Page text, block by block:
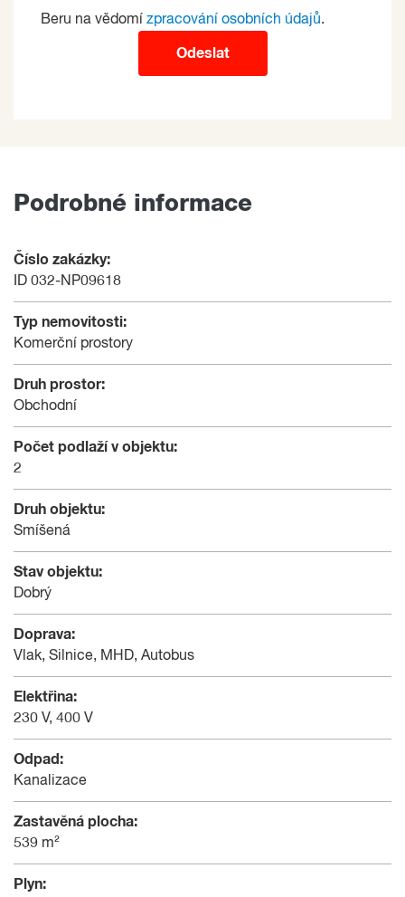
Beru na vědomí zpracování osobních údajů.
Odeslat
Podrobné informace
Číslo zakázky:
ID 032-NP09618
Typ nemovitosti:
Komerční prostory
Druh prostor:
Obchodní
Počet podlaží v objektu:
2
Druh objektu:
Smíšená
Stav objektu:
Dobrý
Doprava:
Vlak, Silnice, MHD, Autobus
Elektřina:
230 V, 400 V
Odpad:
Kanalizace
Zastavěná plocha:
539 m²
Plyn: